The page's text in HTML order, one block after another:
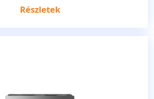
Részletek